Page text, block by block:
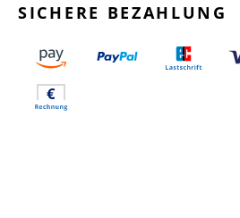
SICHERE BEZAHLUNG